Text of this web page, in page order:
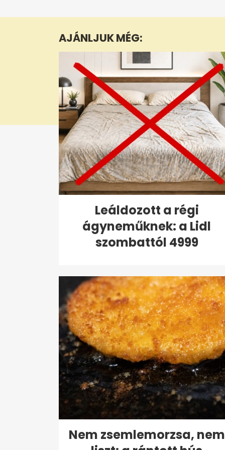
6
45
secondsVolume
0%
AJÁNLJUK MÉG:
Leáldozott a régi
ágyneműknek: a Lidl
szombattól 4999
Nem zsemlemorzsa, nem